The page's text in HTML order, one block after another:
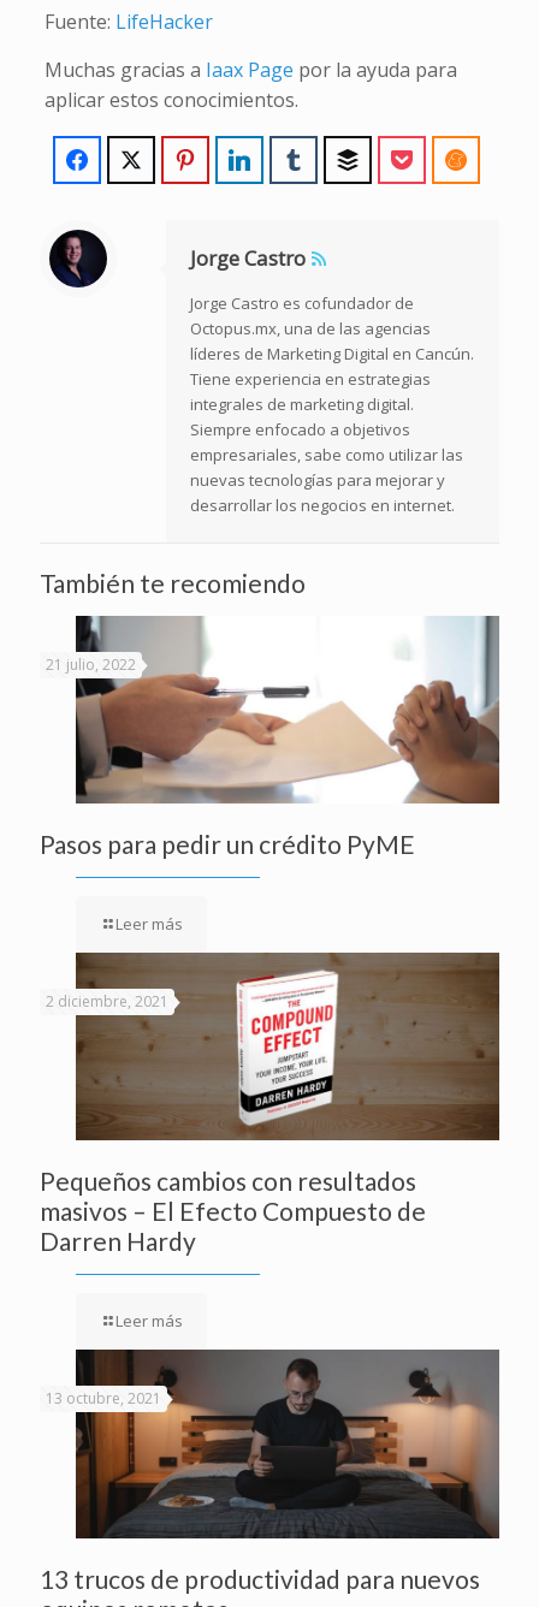
Fuente: LifeHacker
Muchas gracias a Iaax Page por la ayuda para
aplicar estos conocimientos.
Jorge Castro
Jorge Castro es cofundador de
Octopus.mx, una de las agencias
líderes de Marketing Digital en Cancún.
Tiene experiencia en estrategias
integrales de marketing digital.
Siempre enfocado a objetivos
empresariales, sabe como utilizar las
nuevas tecnologías para mejorar y
desarrollar los negocios en internet.
También te recomiendo
21 julio, 2022
Pasos para pedir un crédito PyME
Leer más
2 diciembre, 2021
Pequeños cambios con resultados
masivos – El Efecto Compuesto de
Darren Hardy
Leer más
13 octubre, 2021
13 trucos de productividad para nuevos